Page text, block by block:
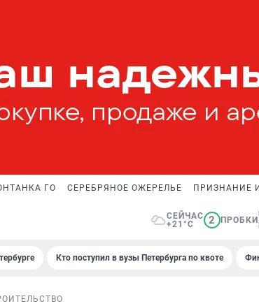
ГО СЕРЕБРЯНОЕ ОЖЕРЕЛЬЕ ПРИЗНАНИЕ
СЕЙЧАС
+21°C
2 ПРОБКИ
Кто поступил в вузы Петербурга по квоте